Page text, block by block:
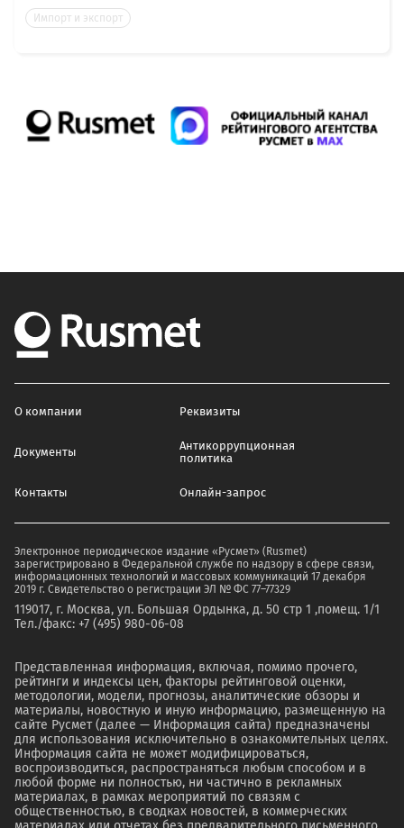
Импорт и экспорт
О компании Реквизиты
Документы
Антикоррупционная
политика
Контакты Онлайн-запрос
Электронное периодическое издание «Русмет» (Rusmet)
зарегистрировано в Федеральной службе по надзору в сфере связи,
информационных технологий и массовых коммуникаций 17 декабря
2019 г. Свидетельство о регистрации ЭЛ № ФС 77–77329
119017, г. Москва, ул. Большая Ордынка, д. 50 стр 1 ,помещ. 1/1
Тел./факс: +7 (495) 980-06-08
Представленная информация, включая, помимо прочего,
рейтинги и индексы цен, факторы рейтинговой оценки,
методологии, модели, прогнозы, аналитические обзоры и
материалы, новостную и иную информацию, размещенную на
сайте Русмет (далее — Информация сайта) предназначены
для использования исключительно в ознакомительных целях.
Информация сайта не может модифицироваться,
воспроизводиться, распространяться любым способом и в
любой форме ни полностью, ни частично в рекламных
материалах, в рамках мероприятий по связям с
общественностью, в сводках новостей, в коммерческих